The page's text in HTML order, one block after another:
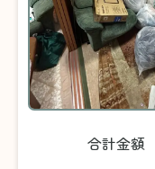
合計金額